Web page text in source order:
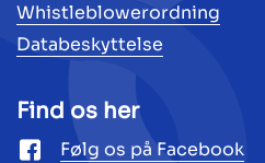
Whistleblowerordning
Databeskyttelse
Find os her
Følg os på Facebook